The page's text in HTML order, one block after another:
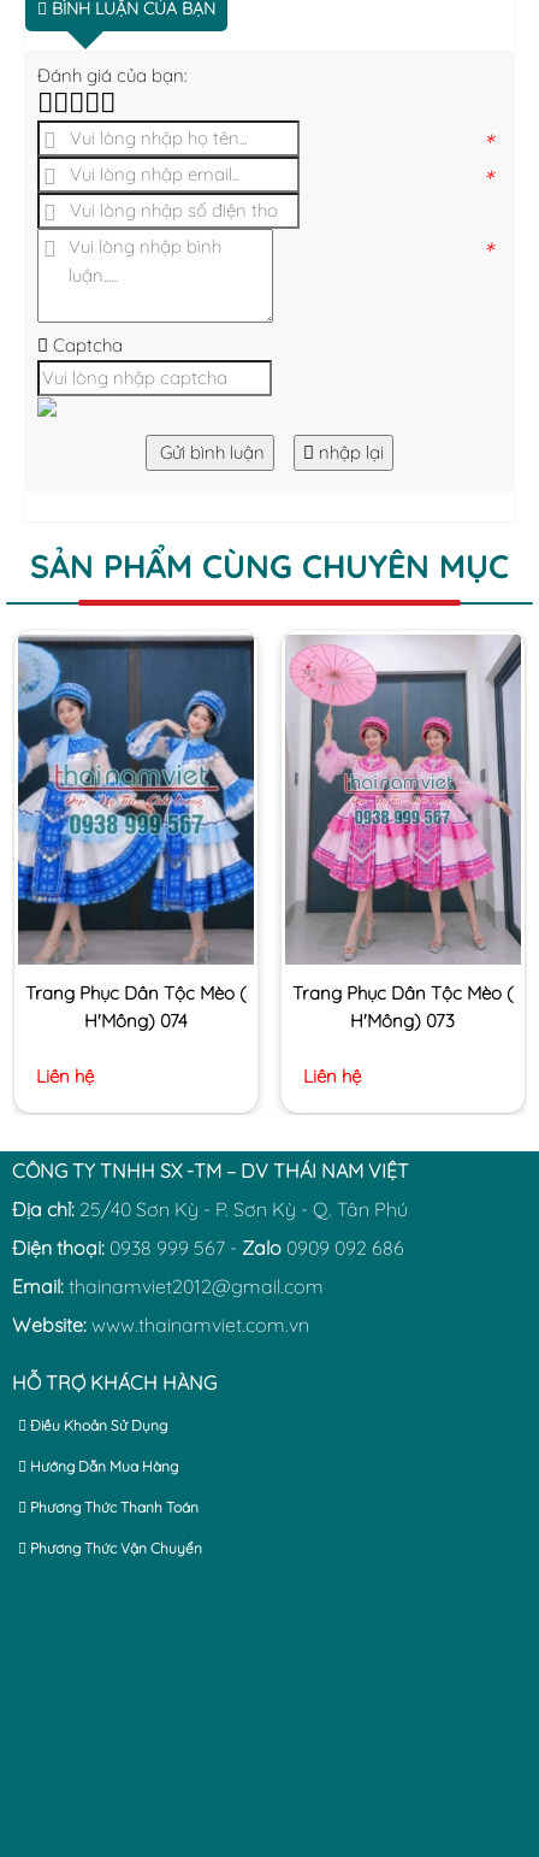
BÌNH LUẬN CỦA BẠN
Đánh giá của bạn:
*
*
*
Captcha
Gửi bình luận nhập lại
SẢN PHẨM CÙNG CHUYÊN MỤC
Trang Phục Dân Tộc Mèo (
H'Mông) 074
Liên hệ
Trang Phục Dân Tộc Mèo (
H'Mông) 073
Liên hệ
CÔNG TY TNHH SX -TM – DV THÁI NAM VIỆT
Địa chỉ: 25/40 Sơn Kỳ - P. Sơn Kỳ - Q. Tân Phú
Điện thoại: 0938 999 567 - Zalo 0909 092 686
Email: thainamviet2012@gmail.com
Website: www.thainamviet.com.vn
HỖ TRỢ KHÁCH HÀNG
Điều Khoản Sử Dụng
Hướng Dẫn Mua Hàng
Phương Thức Thanh Toán
Phương Thức Vận Chuyển